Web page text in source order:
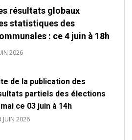
résultats globaux
statistiques des
: ce 4 juin à 18h
2026
de la publication des
partiels des élections
ce 03 juin à 14h
JUIN 2026